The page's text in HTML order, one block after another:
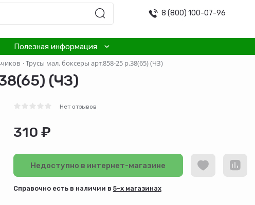
8 (800) 100-07-96
Полезная информация
·Трусы мал. боксеры арт.858-25 р.38(65) (ЧЗ)
(ЧЗ)
Нет отзывов
310 ₽
Недоступно в интернет-магазине
Cправочно есть в наличии в 5-х магазинах